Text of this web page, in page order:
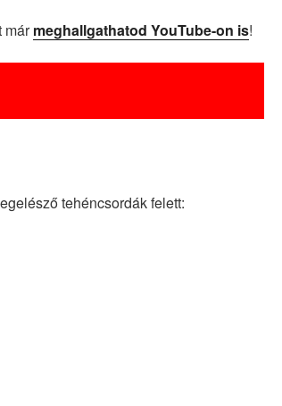
mármeghallgathatod YouTube-on is!
tehéncsordák felett: